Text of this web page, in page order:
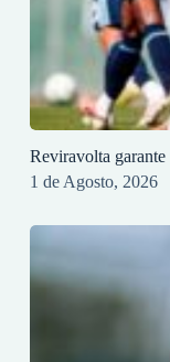
Reviravolta garante
1 de Agosto, 2026